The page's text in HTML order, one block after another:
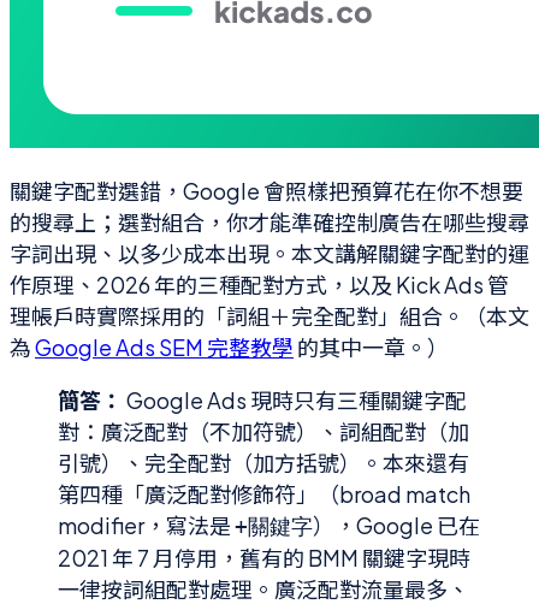
關鍵字配對選錯，Google 會照樣把預算花在你不想要
的搜尋上；選對組合，你才能準確控制廣告在哪些搜尋
字詞出現、以多少成本出現。本文講解關鍵字配對的運
作原理、2026 年的三種配對方式，以及 Kick Ads 管
理帳戶時實際採用的「詞組＋完全配對」組合。（本文
為Google Ads SEM 完整教學 的其中一章。）
簡答： Google Ads 現時只有三種關鍵字配
對：廣泛配對（不加符號）、詞組配對（加
引號）、完全配對（加方括號）。本來還有
第四種「廣泛配對修飾符」（broad match
modifier，寫法是+關鍵字），Google 已在
2021 年 7 月停用，舊有的 BMM 關鍵字現時
一律按詞組配對處理。廣泛配對流量最多、